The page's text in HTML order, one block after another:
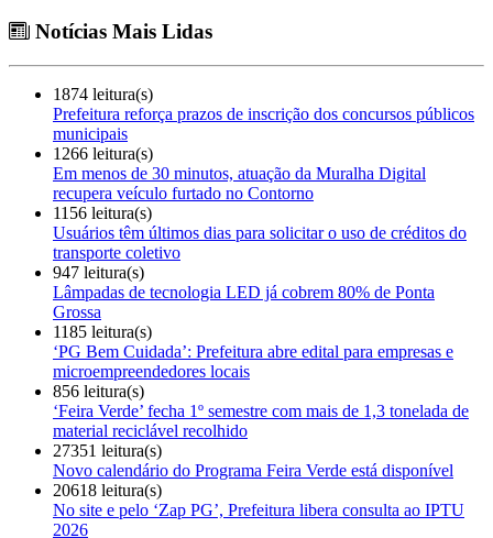
Notícias Mais Lidas
1874 leitura(s)
Prefeitura reforça prazos de inscrição dos concursos públicos
municipais
1266 leitura(s)
Em menos de 30 minutos, atuação da Muralha Digital
recupera veículo furtado no Contorno
1156 leitura(s)
Usuários têm últimos dias para solicitar o uso de créditos do
transporte coletivo
947 leitura(s)
Lâmpadas de tecnologia LED já cobrem 80% de Ponta
Grossa
1185 leitura(s)
‘PG Bem Cuidada’: Prefeitura abre edital para empresas e
microempreendedores locais
856 leitura(s)
‘Feira Verde’ fecha 1º semestre com mais de 1,3 tonelada de
material reciclável recolhido
27351 leitura(s)
Novo calendário do Programa Feira Verde está disponível
20618 leitura(s)
No site e pelo ‘Zap PG’, Prefeitura libera consulta ao IPTU
2026